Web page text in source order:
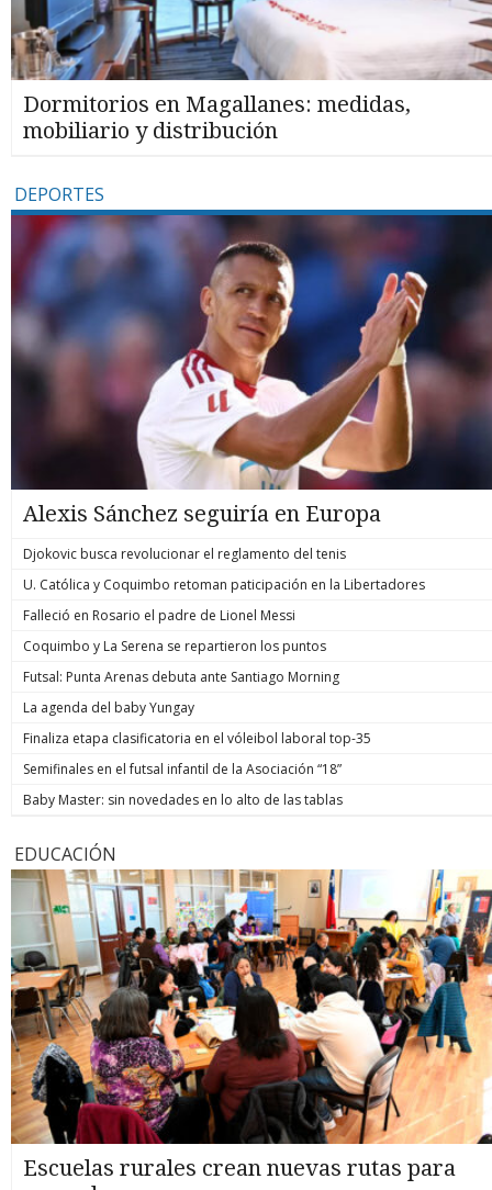
Dormitorios en Magallanes: medidas,
mobiliario y distribución
DEPORTES
Alexis Sánchez seguiría en Europa
Djokovic busca revolucionar el reglamento del tenis
U. Católica y Coquimbo retoman paticipación en la Libertadores
Falleció en Rosario el padre de Lionel Messi
Coquimbo y La Serena se repartieron los puntos
Futsal: Punta Arenas debuta ante Santiago Morning
La agenda del baby Yungay
Finaliza etapa clasificatoria en el vóleibol laboral top-35
Semifinales en el futsal infantil de la Asociación “18”
Baby Master: sin novedades en lo alto de las tablas
EDUCACIÓN
Escuelas rurales crean nuevas rutas para